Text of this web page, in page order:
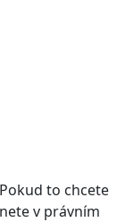
to chcete
v právním